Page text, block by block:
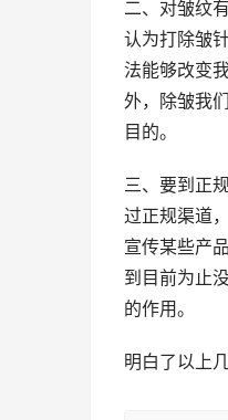
二、对皱纹
认为打除皱
法能够改变
外，除皱我
目的。
三、要到正
过正规渠道
宣传某些产
到目前为止
的作用。
明白了以上